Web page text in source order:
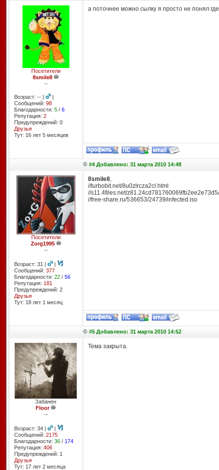
Посетители
8smile8
--
Возраст: -- |
|
Сообщений: 98
Благодарности: 5/ 6
Репутация: 2
Предупреждений: 0
Друзья
Тут: 16 лет 5 месяцев
а поточнее можно сылку я просто не понял
#4 Добавлено: 31 марта 2010 14:48
Посетители
Zorg1995
--
Возраст: 31 |
|
Сообщений: 377
Благодарности: 22/ 56
Репутация: 181
Предупреждений: 2
Друзья
Тут: 18 лет 1 месяц
8smile8,
//turbobit.net/8u0zlrcza2cl.html
//s11.4files.net/z81.24cd781760069fb2ee2e73d5/
//free-share.ru/536653/24739/infected.iso
#5 Добавлено: 31 марта 2010 14:52
Забанен
Floor
--
Возраст: 34 |
|
Сообщений: 2175
Благодарности: 36/ 174
Репутация: 406
Предупреждений: 1
Друзья
Тут: 17 лет 2 месяцa
Тема закрыта.